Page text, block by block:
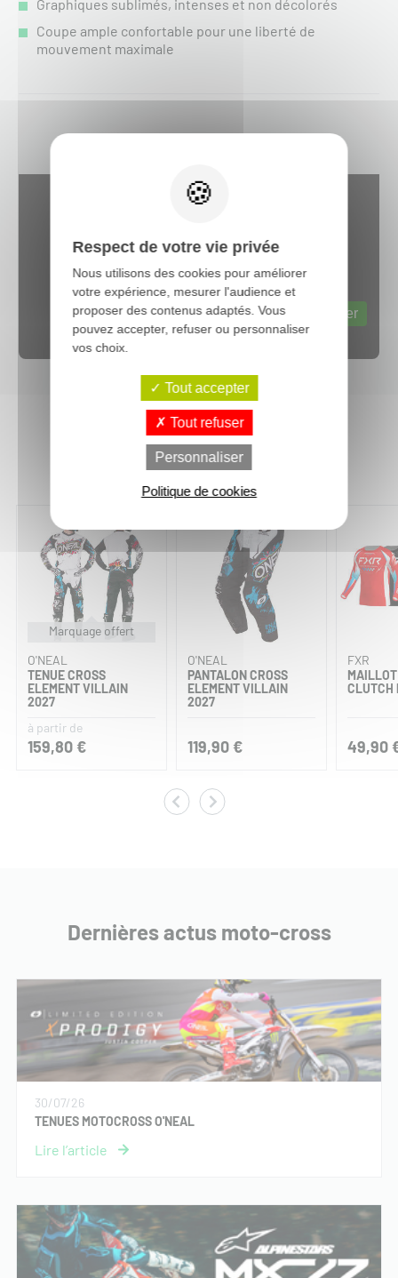
Graphiques sublimés, intenses et non décolorés
Coupe ample confortable pour une liberté de
mouvement maximale
Web content est désactivé. Autoriser
Vous aimerez aussi :
Marquage offert
O'NEAL
TENUE CROSS
ELEMENT VILLAIN
2027
à partir de
159,80 €
O'NEAL
PANTALON CROSS
ELEMENT VILLAIN
2027
119,90 €
FXR
CLUTCH
49,90
Dernières actus moto-cross
30/07/26
TENUES MOTOCROSS O'NEAL
Respect de votre vie privée
Nous utilisons des cookies pour améliorer
votre expérience, mesurer l'audience et
proposer des contenus adaptés. Vous
pouvez accepter, refuser ou personnaliser
vos choix.
Tout accepter
Tout refuser
Personnaliser
Politique de cookies